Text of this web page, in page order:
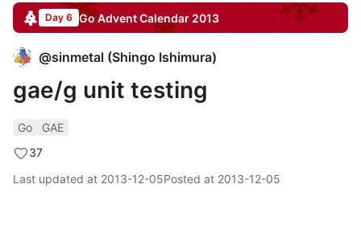
Day 6 GoAdvent Calendar 2013
@sinmetal (Shingo Ishimura)
gae/g unit testing
Go
GAE
37
Last updated at 2013-12-05Posted at 2013-12-05